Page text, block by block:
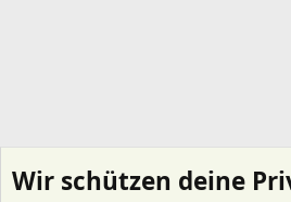
Wir schützen deine